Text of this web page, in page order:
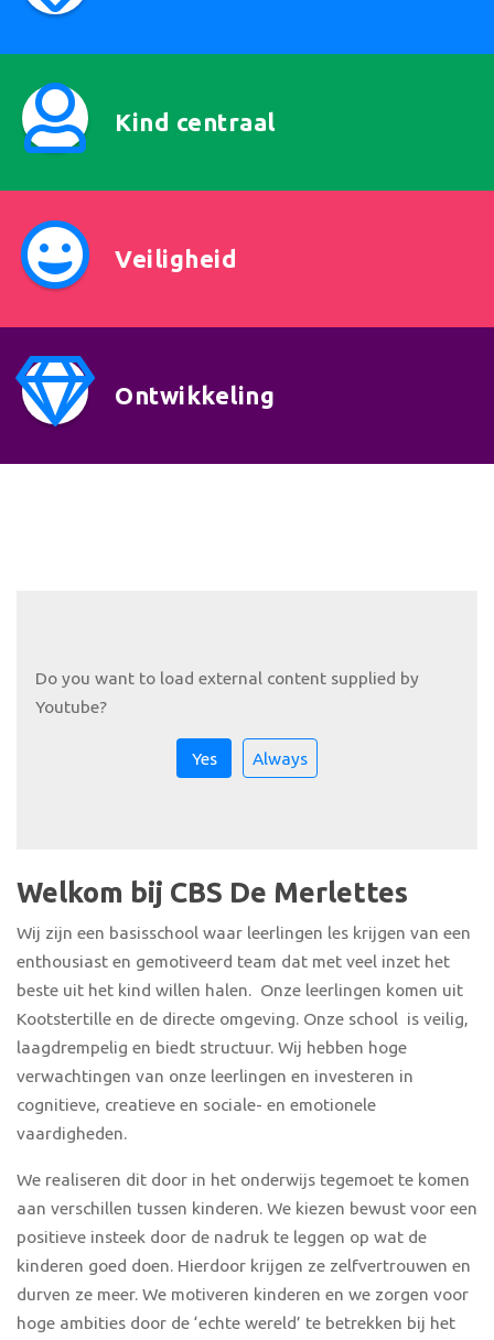
Kind centraal
Veiligheid
Ontwikkeling
Do you want to load external content supplied by
Youtube?
Yes Always
Welkom bij CBS De Merlettes
Wij zijn een basisschool waar leerlingen les krijgen van een
enthousiast en gemotiveerd team dat met veel inzet het
beste uit het kind willen halen. Onze leerlingen komen uit
Kootstertille en de directe omgeving. Onze school is veilig,
laagdrempelig en biedt structuur. Wij hebben hoge
verwachtingen van onze leerlingen en investeren in
cognitieve, creatieve en sociale- en emotionele
vaardigheden.
We realiseren dit door in het onderwijs tegemoet te komen
aan verschillen tussen kinderen. We kiezen bewust voor een
positieve insteek door de nadruk te leggen op wat de
kinderen goed doen. Hierdoor krijgen ze zelfvertrouwen en
durven ze meer. We motiveren kinderen en we zorgen voor
hoge ambities door de ‘echte wereld’ te betrekken bij het